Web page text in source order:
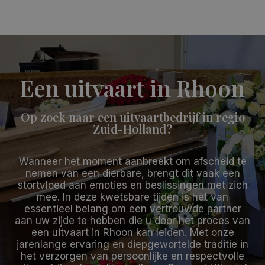
Een uitvaart in Rhoon
Op zoek naar een uitvaartbedrijf in regio
Zuid-Holland?
Wanneer het moment aanbreekt om afscheid te
nemen van een dierbare, brengt dit vaak een
stortvloed aan emoties en beslissingen met zich
mee. In deze kwetsbare tijden is het van
essentieel belang om een vertrouwde partner
aan uw zijde te hebben die u door het proces van
een uitvaart in Rhoon kan leiden. Met onze
jarenlange ervaring en diepgewortelde traditie in
het verzorgen van persoonlijke en respectvolle